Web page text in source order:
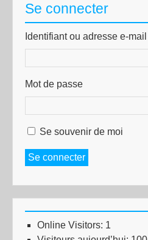
Se connecter
Identifiant ou adresse e-mail
Mot de passe
Se souvenir de moi
Se connecter
Online Visitors: 1